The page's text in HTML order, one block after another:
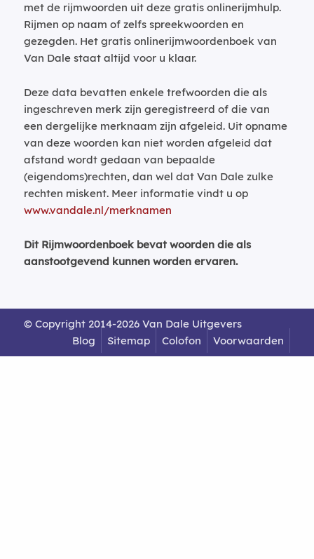
met de rijmwoorden uit deze gratis onlinerijmhulp.
Rijmen op naam of zelfs spreekwoorden en
gezegden. Het gratis onlinerijmwoordenboek van
Van Dale staat altijd voor u klaar.
Deze data bevatten enkele trefwoorden die als
ingeschreven merk zijn geregistreerd of die van
een dergelijke merknaam zijn afgeleid. Uit opname
van deze woorden kan niet worden afgeleid dat
afstand wordt gedaan van bepaalde
(eigendoms)rechten, dan wel dat Van Dale zulke
rechten miskent. Meer informatie vindt u op
www.vandale.nl/merknamen
Dit Rijmwoordenboek bevat woorden die als
aanstootgevend kunnen worden ervaren.
© Copyright 2014-2026 Van Dale Uitgevers
Blog
Sitemap Colofon Voorwaarden